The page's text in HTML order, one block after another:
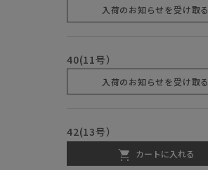
入荷のお知らせを受け取る
40(11号）
入荷のお知らせを受け取る
42(13号）
カートに入れる